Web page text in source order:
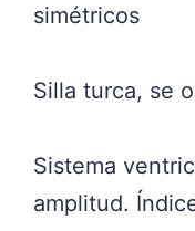
simétricos
Silla turca, se
Sistema
amplitud.